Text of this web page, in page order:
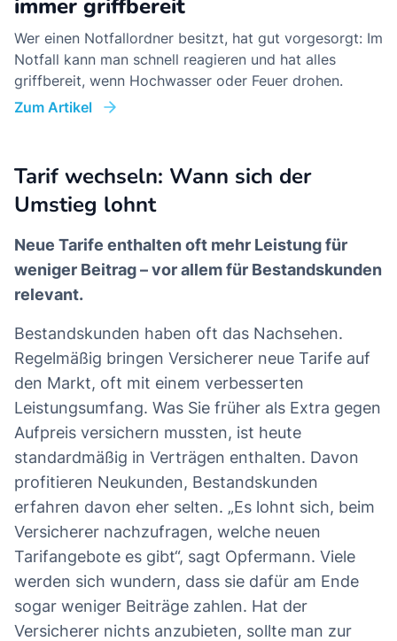
immer griffbereit
Wer einen Notfallordner besitzt, hat gut vorgesorgt: Im
Notfall kann man schnell reagieren und hat alles
griffbereit, wenn Hochwasser oder Feuer drohen.
Zum Artikel
Tarif wechseln: Wann sich der
Umstieg lohnt
Neue Tarife enthalten oft mehr Leistung für
weniger Beitrag – vor allem für Bestandskunden
relevant.
Bestandskunden haben oft das Nachsehen.
Regelmäßig bringen Versicherer neue Tarife auf
den Markt, oft mit einem verbesserten
Leistungsumfang. Was Sie früher als Extra gegen
Aufpreis versichern mussten, ist heute
standardmäßig in Verträgen enthalten. Davon
profitieren Neukunden, Bestandskunden
erfahren davon eher selten. „Es lohnt sich, beim
Versicherer nachzufragen, welche neuen
Tarifangebote es gibt“, sagt Opfermann. Viele
werden sich wundern, dass sie dafür am Ende
sogar weniger Beiträge zahlen. Hat der
Versicherer nichts anzubieten, sollte man zur